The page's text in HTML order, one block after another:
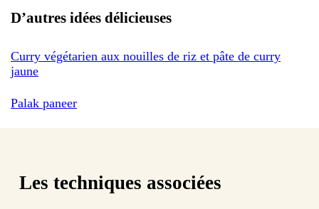
D’autres idées délicieuses
Curry végétarien aux nouilles de riz et pâte de curry
jaune
Palak paneer
Les techniques associées